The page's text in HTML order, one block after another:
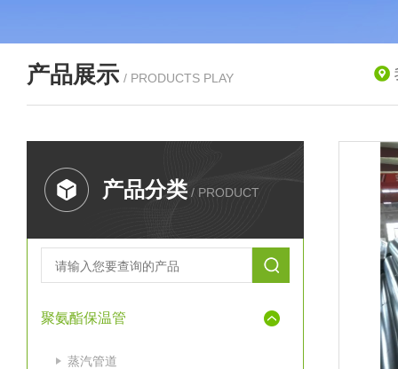
产品展示 / PRODUCTS PLAY
产品分类 / PRODUCT
聚氨酯保温管
蒸汽管道